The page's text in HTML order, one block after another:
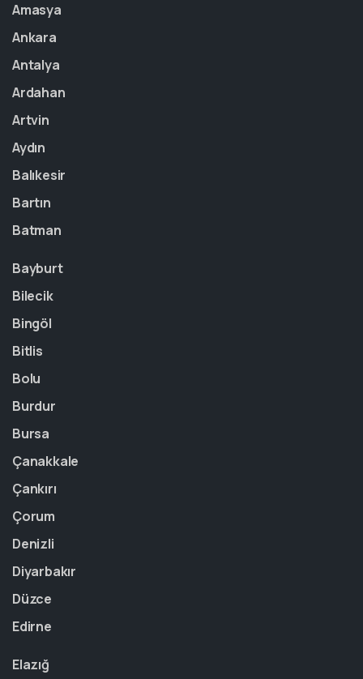
Amasya
Ankara
Antalya
Ardahan
Artvin
Aydın
Balıkesir
Bartın
Batman
Bayburt
Bilecik
Bingöl
Bitlis
Bolu
Burdur
Bursa
Çanakkale
Çankırı
Çorum
Denizli
Diyarbakır
Düzce
Edirne
Elazığ